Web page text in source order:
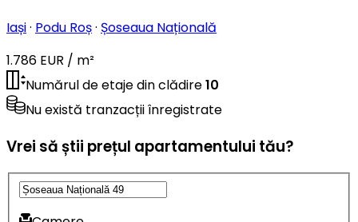
Iași· Podu Roș· Șoseaua Națională
1.786 EUR / m²
Numărul de etaje din clădire10
Nu există tranzacții înregistrate
Vrei să știi prețul apartamentului tău?